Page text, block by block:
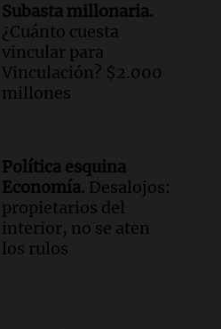
cortes de carne y
bromas en
bromas en
llega a Córdoba a
Subasta millonaria.
¿Cuánto cuesta
vincular para
Vinculación? $2.000
millones
Política esquina
Economía. Desalojos:
propietarios del
interior, no se aten
los rulos